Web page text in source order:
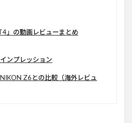
」の動画レビューまとめ
ンプレッション
Z6との比較（海外レビュ